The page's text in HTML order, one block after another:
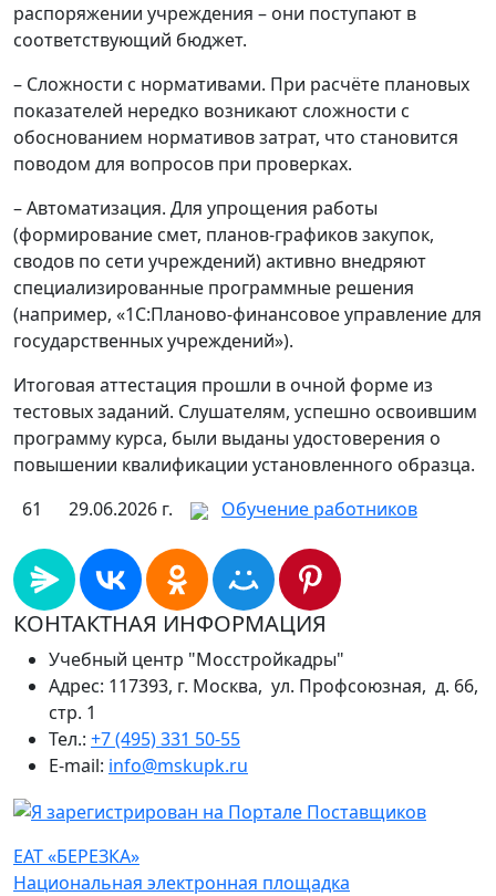
распоряжении учреждения – они поступают в
соответствующий бюджет.
– Сложности с нормативами. При расчёте плановых
показателей нередко возникают сложности с
обоснованием нормативов затрат, что становится
поводом для вопросов при проверках.
– Автоматизация. Для упрощения работы
(формирование смет, планов-графиков закупок,
сводов по сети учреждений) активно внедряют
специализированные программные решения
(например, «1С:Планово-финансовое управление для
государственных учреждений»).
Итоговая аттестация прошли в очной форме из
тестовых заданий. Слушателям, успешно освоившим
программу курса, были выданы удостоверения о
повышении квалификации установленного образца.
61
29.06.2026 г. Обучение работников
КОНТАКТНАЯ ИНФОРМАЦИЯ
Учебный центр "Мосстройкадры"
Адрес: 117393, г. Москва, ул. Профсоюзная, д. 66,
стр. 1
Тел.: +7 (495) 331 50-55
E-mail: info@mskupk.ru
ЕАТ «БЕРЕЗКА»
Национальная электронная площадка